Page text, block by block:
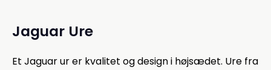
Jaguar Ure
Et Jaguar ur er kvalitet og design i højsædet. Ure fra